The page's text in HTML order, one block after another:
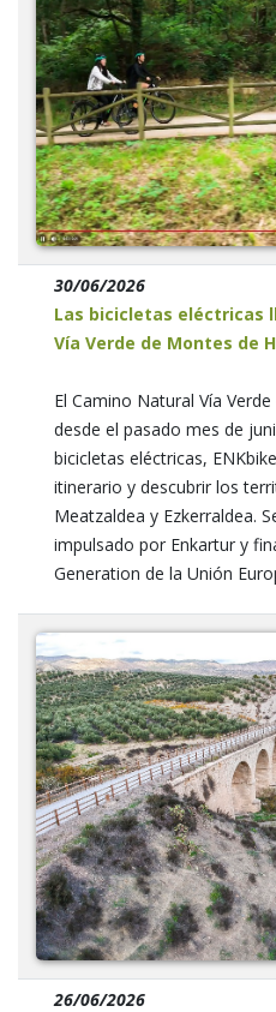
30/06/2026
Las bicicletas eléctricas
Vía Verde de Montes de
El Camino Natural Vía
desde el pasado mes de
bicicletas eléctricas,
itinerario y descubrir los
Meatzaldea y Ezkerraldea.
impulsado por Enkartur y
Generation de la Unión
26/06/2026